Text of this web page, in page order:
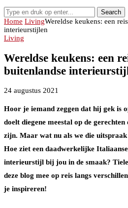
Search
Home LivingWereldse keukens: een
interieurstijlen
Living
Wereldse keukens: een
buitenlandse
24 augustus 2021
Hoor je iemand zeggen dat hij gek is
doelt diegene meestal op de
zijn. Maar wat nu als we die
Hoe ziet een daadwerkelijke
interieurstijl bij jou in de smaak?
deze blog mee op reis langs
je inspireren!